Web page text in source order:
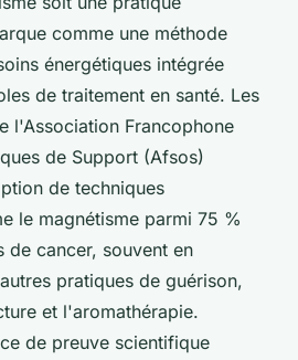
comme une méthode
énergétiques intégrée
de traitement en santé. Les
l'Association Francophone
de Support (Afsos)
de techniques
le magnétisme parmi 75 %
de cancer, souvent en
pratiques de guérison,
et l'aromathérapie.
de preuve scientifique